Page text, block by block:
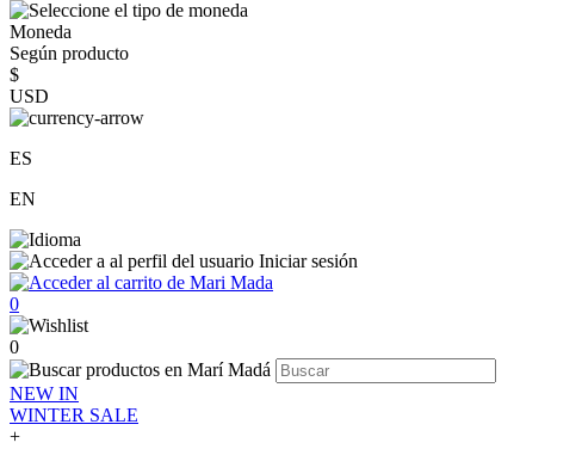
Moneda
Según producto
$
USD
ES
EN
Iniciar sesión
0
0
NEW IN
WINTER SALE
+